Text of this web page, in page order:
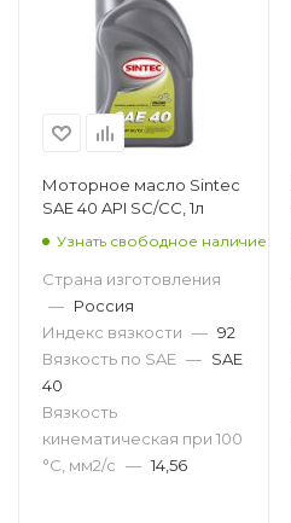
Моторное масло Sintec
SAE 40 API SC/CC, 1л
Узнать свободное наличие
Страна изготовления
— Россия
Индекс вязкости — 92
Вязкость по SAE — SAE
40
Вязкость
кинематическая при 100
°С, мм2/с — 14,56